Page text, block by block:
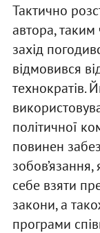
Тактично
автора,
захід
відмовився
технократів.
політичної
повинен
себе взяти
закони, а
програми